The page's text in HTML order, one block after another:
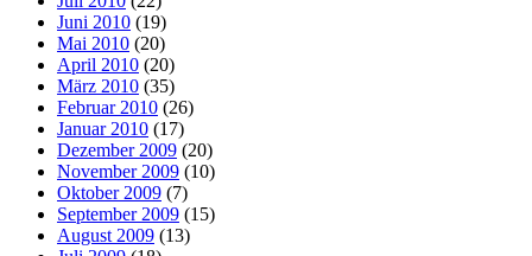
Juni 2010 (19)
Mai 2010 (20)
April 2010 (20)
März 2010 (35)
Februar 2010 (26)
Januar 2010 (17)
Dezember 2009 (20)
November 2009 (10)
Oktober 2009 (7)
September 2009 (15)
August 2009 (13)